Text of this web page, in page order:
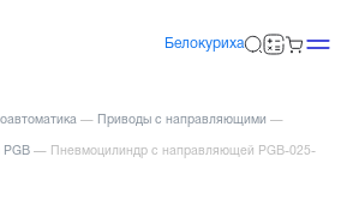
Белокуриха
— Приводы с направляющими —
PGB — Пневмоцилиндр с направляющей PGB-025-